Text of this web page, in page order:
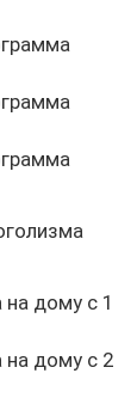
на дому с 1
на дому с 2